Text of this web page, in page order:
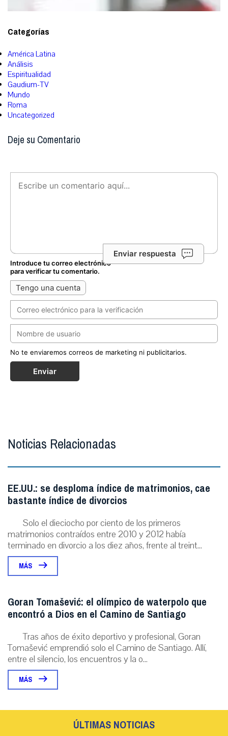
Categorías
América Latina
Análisis
Espiritualidad
Gaudium-TV
Mundo
Roma
Uncategorized
Deje su Comentario
Enviar respuesta
Introduce tu correo electrónico
para verificar tu comentario.
Tengo una cuenta
No te enviaremos correos de marketing ni publicitarios.
Enviar
Noticias Relacionadas
EE.UU.: se desploma índice de matrimonios, cae
bastante índice de divorcios
Solo el dieciocho por ciento de los primeros
matrimonios contraídos entre 2010 y 2012 había
terminado en divorcio a los diez años, frente al treint...
MÁS
Goran Tomašević: el olímpico de waterpolo que
encontró a Dios en el Camino de Santiago
Tras años de éxito deportivo y profesional, Goran
Tomašević emprendió solo el Camino de Santiago. Allí,
entre el silencio, los encuentros y la o...
MÁS
ÚLTIMAS NOTICIAS